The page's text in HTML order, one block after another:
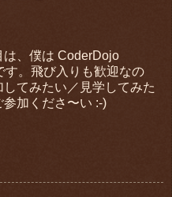
は、僕は CoderDojo
す。飛び入りも歓迎なの
てみたい／見学してみた
加くださ〜い :-)